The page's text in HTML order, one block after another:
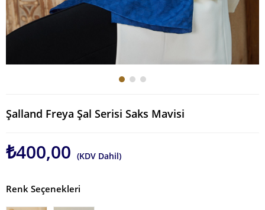
Şalland Freya Şal Serisi Saks Mavisi
₺400,00 (KDV Dahil)
Renk Seçenekleri